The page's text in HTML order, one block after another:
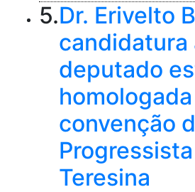
5.Dr. Erivelto
candidatura
deputado
convenção
Teresina